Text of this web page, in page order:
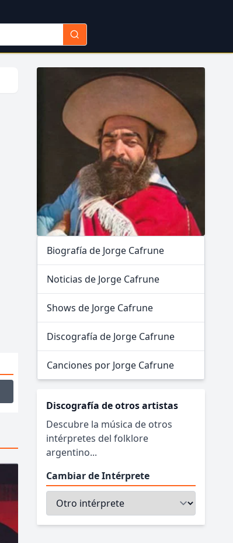
Biografía de Jorge Cafrune
Noticias de Jorge Cafrune
Shows de Jorge Cafrune
Discografía de Jorge Cafrune
Canciones por Jorge Cafrune
Discografía de otros artistas
Descubre la música de otros
intérpretes del folklore
argentino...
Cambiar de Intérprete